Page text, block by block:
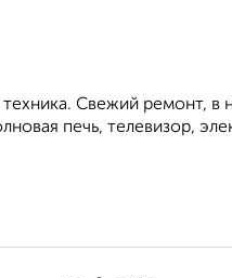
Свежий ремонт,
печь, телевизор,